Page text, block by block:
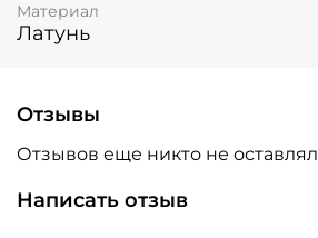
Материал
Латунь
Отзывы
Отзывов еще никто не оставлял
Написать отзыв